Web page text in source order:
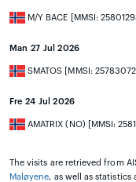
M/Y BACE [MMSI:
Man 27 Jul 2026
SMATOS [MMSI:
Fre 24 Jul 2026
AMATRIX (NO) [MMSI:
The visits are retrieved from
Maløyene, as well as